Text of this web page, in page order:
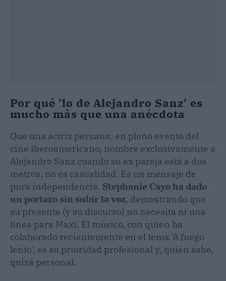
Por qué 'lo de Alejandro Sanz' es
mucho más que una anécdota
Que una actriz peruana, en pleno evento del
cine iberoamericano, nombre exclusivamente a
Alejandro Sanz cuando su ex pareja está a dos
metros, no es casualidad. Es un mensaje de
pura independencia. Stephanie Cayo ha dado
un portazo sin subir la voz, demostrando que
su presente (y su discurso) no necesita ni una
línea para Maxi. El músico, con quien ha
colaborado recientemente en el tema 'A fuego
lento', es su prioridad profesional y, quién sabe,
quizá personal.